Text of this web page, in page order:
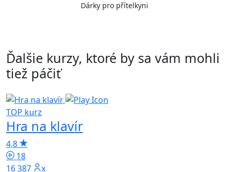
Dárky pro přítelkyni
Ďalšie kurzy, ktoré by sa vám mohli
tiež páčiť
TOP kurz
Hra na klavír
4,8
18
16 387x